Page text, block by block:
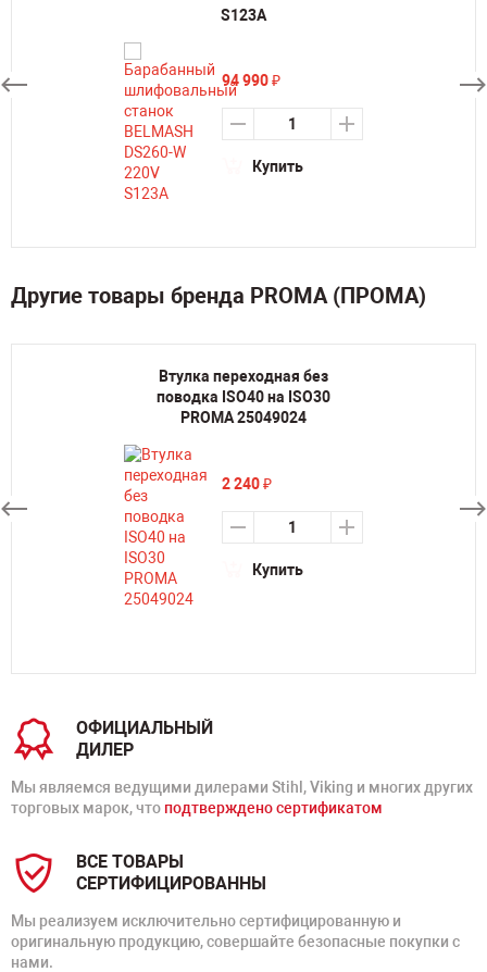
S123A
94 990₽
Купить
Другие товары бренда PROMA (ПРОМА)
Втулка переходная без
поводка ISO40 на ISO30
PROMA 25049024
2 240₽
Купить
ОФИЦИАЛЬНЫЙ
ДИЛЕР
Мы являемся ведущими дилерами Stihl, Viking и многих других
торговых марок, что подтверждено сертификатом
ВСЕ ТОВАРЫ
СЕРТИФИЦИРОВАННЫ
Мы реализуем исключительно сертифицированную и
оригинальную продукцию, совершайте безопасные покупки с
нами.